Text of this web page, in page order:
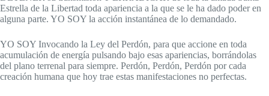
Estrella de la Libertad toda apariencia a la que se le ha dado poder en
alguna parte. YO SOY la acción instantánea de lo demandado.
YO SOY Invocando la Ley del Perdón, para que accione en toda
acumulación de energía pulsando bajo esas apariencias, borrándolas
del plano terrenal para siempre. Perdón, Perdón, Perdón por cada
creación humana que hoy trae estas manifestaciones no perfectas.